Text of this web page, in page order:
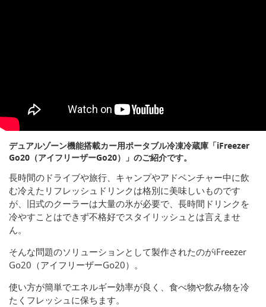
デュアルゾーン機能搭載カー用ポータブル冷凍冷蔵庫「iFreezer
Go20（アイフリーザーGo20）」のご紹介です。
長時間のドライブや旅行、キャンプやアドベンチャー中に飲
む冷えたリフレッシュドリンクは格別に美味しいものです
が、旧式のクーラーは大量の氷が必要で、長時間ドリンクを
冷やすことはできず不格好でスタイリッシュとは言えませ
ん。
そんな問題のソリューションとして製作されたのがiFreezer
Go20（アイフリーザーGo20）。
使い方が簡単でエネルギー効率が良く、食べ物や飲み物を冷
たくフレッシュに保ちます。